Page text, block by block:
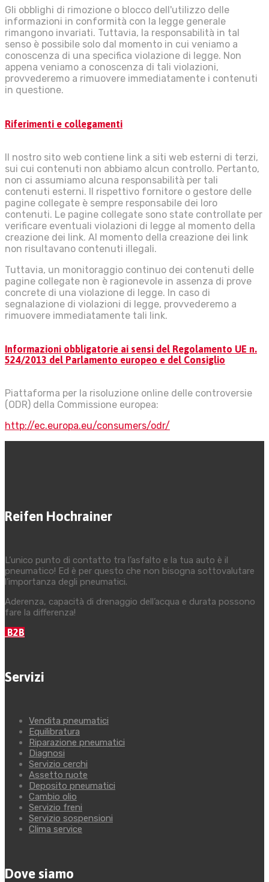
Gli obblighi di rimozione o blocco dell'utilizzo delle
informazioni in conformità con la legge generale
rimangono invariati. Tuttavia, la responsabilità in tal
senso è possibile solo dal momento in cui veniamo a
conoscenza di una specifica violazione di legge. Non
appena veniamo a conoscenza di tali violazioni,
provvederemo a rimuovere immediatamente i contenuti
in questione.
Riferimenti e collegamenti
Il nostro sito web contiene link a siti web esterni di terzi,
sui cui contenuti non abbiamo alcun controllo. Pertanto,
non ci assumiamo alcuna responsabilità per tali
contenuti esterni. Il rispettivo fornitore o gestore delle
pagine collegate è sempre responsabile dei loro
contenuti. Le pagine collegate sono state controllate per
verificare eventuali violazioni di legge al momento della
creazione dei link. Al momento della creazione dei link
non risultavano contenuti illegali.
Tuttavia, un monitoraggio continuo dei contenuti delle
pagine collegate non è ragionevole in assenza di prove
concrete di una violazione di legge. In caso di
segnalazione di violazioni di legge, provvederemo a
rimuovere immediatamente tali link.
Informazioni obbligatorie ai sensi del Regolamento UE n.
524/2013 del Parlamento europeo e del Consiglio
Piattaforma per la risoluzione online delle controversie
(ODR) della Commissione europea:
http://ec.europa.eu/consumers/odr/
Reifen Hochrainer
L’unico punto di contatto tra l’asfalto e la tua auto è il
pneumatico! Ed è per questo che non bisogna sottovalutare
l’importanza degli pneumatici.
Aderenza, capacità di drenaggio dell’acqua e durata possono
fare la differenza!
B2B
Servizi
Vendita pneumatici
Equilibratura
Riparazione pneumatici
Diagnosi
Servizio cerchi
Assetto ruote
Deposito pneumatici
Cambio olio
Servizio freni
Servizio sospensioni
Clima service
Dove siamo